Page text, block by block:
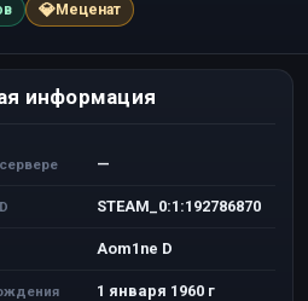
💎Меценат
информация
—
STEAM_0:1:192786870
Aom1ne D
1 января 1960 г